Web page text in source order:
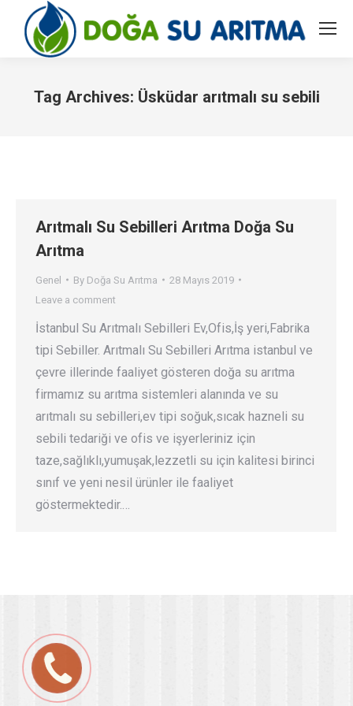
Tag Archives: Üsküdar arıtmalı su sebili
Arıtmalı Su Sebilleri Arıtma Doğa Su
Arıtma
Genel By Doğa Su Arıtma
28 Mayıs 2019
Leave a comment
İstanbul Su Arıtmalı Sebilleri Ev,Ofis,İş yeri,Fabrika
tipi Sebiller. Arıtmalı Su Sebilleri Arıtma istanbul ve
çevre illerinde faaliyet gösteren doğa su arıtma
firmamız su arıtma sistemleri alanında ve su
arıtmalı su sebilleri,ev tipi soğuk,sıcak hazneli su
sebili tedariği ve ofis ve işyerleriniz için
taze,sağlıklı,yumuşak,lezzetli su için kalitesi birinci
sınıf ve yeni nesil ürünler ile faaliyet
göstermektedir.…